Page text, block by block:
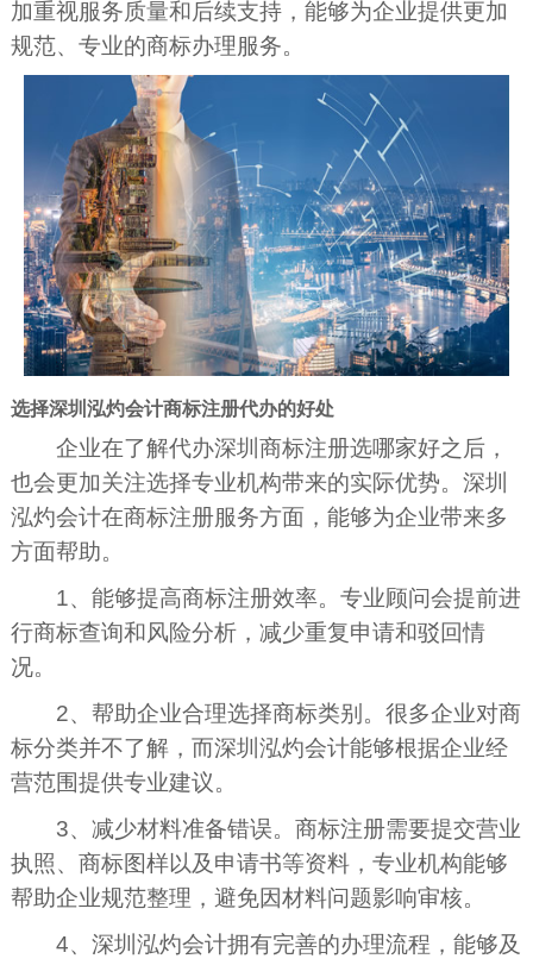
加重视服务质量和后续支持，能够为企业提供更加
规范、专业的商标办理服务。
选择深圳泓灼会计商标注册代办的好处
企业在了解代办深圳商标注册选哪家好之后，
也会更加关注选择专业机构带来的实际优势。深圳
泓灼会计在商标注册服务方面，能够为企业带来多
方面帮助。
1、能够提高商标注册效率。专业顾问会提前进
行商标查询和风险分析，减少重复申请和驳回情
况。
2、帮助企业合理选择商标类别。很多企业对商
标分类并不了解，而深圳泓灼会计能够根据企业经
营范围提供专业建议。
3、减少材料准备错误。商标注册需要提交营业
执照、商标图样以及申请书等资料，专业机构能够
帮助企业规范整理，避免因材料问题影响审核。
4、深圳泓灼会计拥有完善的办理流程，能够及